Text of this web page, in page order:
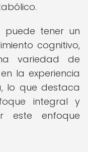
puede tener un
cognitivo,
variedad de
la experiencia
lo que destaca
integral y
este enfoque